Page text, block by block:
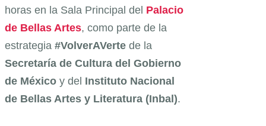
horas en la Sala Principal del Palacio
de Bellas Artes, como parte de la
estrategia #VolverAVerte de la
Secretaría de Cultura del Gobierno
de México y del Instituto Nacional
de Bellas Artes y Literatura (Inbal).